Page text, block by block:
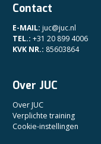
Contact
E-MAIL: juc@juc.nl
TEL.: +31 20 899 4006
KVK NR.: 85603864
Over JUC
Over JUC
Verplichte training
Cookie-instellingen